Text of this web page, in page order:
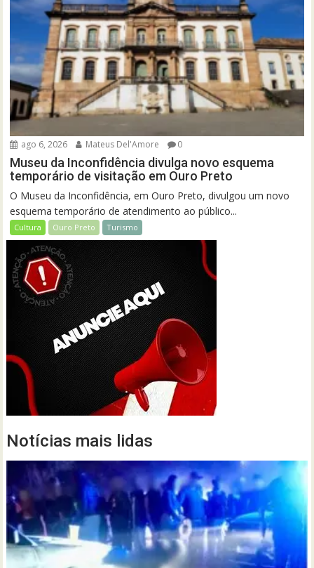
ago 6, 2026 Mateus Del'Amore 0
Museu da Inconfidência divulga novo esquema
temporário de visitação em Ouro Preto
O Museu da Inconfidência, em Ouro Preto, divulgou um novo
esquema temporário de atendimento ao público...
Cultura Ouro Preto Turismo
Notícias mais lidas